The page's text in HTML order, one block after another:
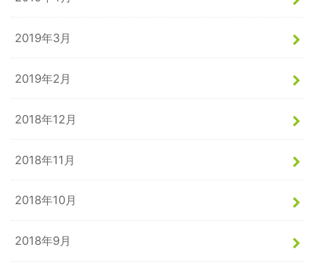
2019年3月
2019年2月
2018年12月
2018年11月
2018年10月
2018年9月